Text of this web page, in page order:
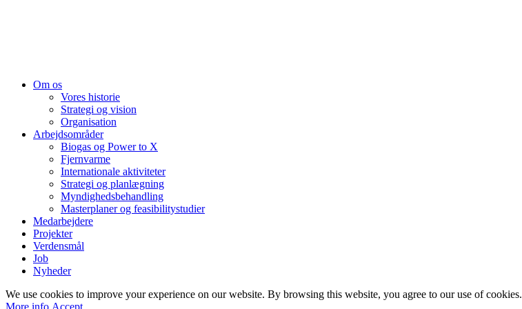
Om os
Vores historie
Strategi og vision
Organisation
Arbejdsområder
Biogas og Power to X
Fjernvarme
Internationale aktiviteter
Strategi og planlægning
Myndighedsbehandling
Masterplaner og feasibilitystudier
Medarbejdere
Projekter
Verdensmål
Job
Nyheder
We use cookies to improve your experience on our website. By browsing this website, you agree to our use of cookies.
More